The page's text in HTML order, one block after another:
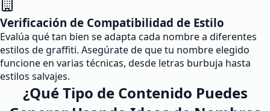
Verificación de Compatibilidad de Estilo
Evalúa qué tan bien se adapta cada nombre a diferentes
estilos de graffiti. Asegúrate de que tu nombre elegido
funcione en varias técnicas, desde letras burbuja hasta
estilos salvajes.
¿Qué Tipo de Contenido Puedes